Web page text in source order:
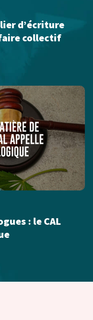
d’écriture
collectif
: le CAL